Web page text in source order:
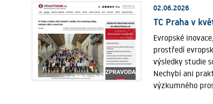
zdravotnický
zdravotnického
republika do
Rozdíl se navíc
výzkumu v
program NW
292 projektů s
další výzkumné
02.06.2026
TC Praha v
Evropské
prostředí
výsledky studie
Nechybí ani
výzkumného